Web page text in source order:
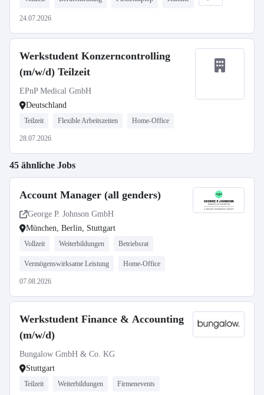
24.07.2026
Werkstudent Konzerncontrolling
(m/w/d) Teilzeit
EPnP Medical GmbH
Deutschland
Teilzeit Flexible Arbeitszeiten Home-Office
28.07.2026
45 ähnliche Jobs
Account Manager (all genders)
George P. Johnson GmbH
München, Berlin, Stuttgart
Vollzeit Weiterbildungen Betriebsrat
Vermögenswirksame Leistung Home-Office
07.08.2026
Werkstudent Finance & Accounting
(m/w/d)
Bungalow GmbH & Co. KG
Stuttgart
Teilzeit Weiterbildungen Firmenevents